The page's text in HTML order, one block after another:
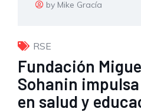
by Mike Gracía
RSE
Fundación
Sohanin
en salud y